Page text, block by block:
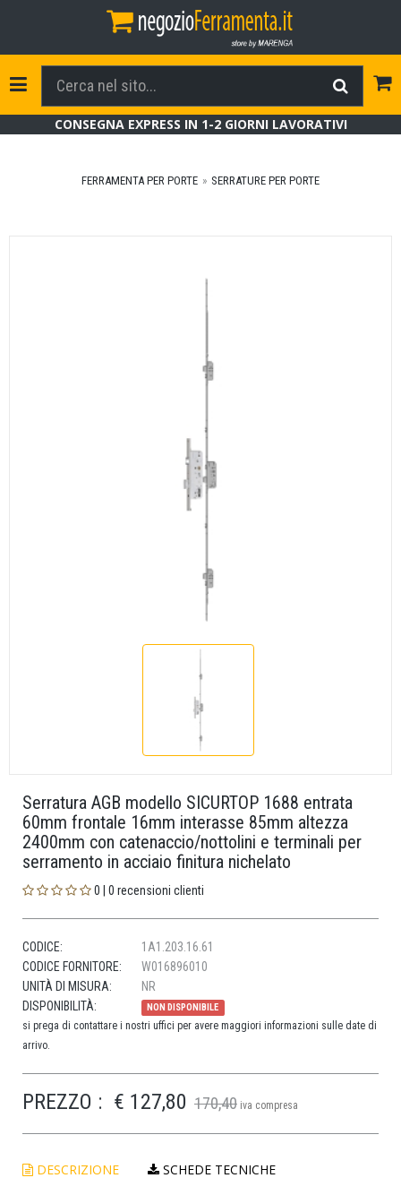
Toggle Navigation
CONSEGNA EXPRESS IN 1-2 GIORNI LAVORATIVI
FERRAMENTA PER PORTE SERRATURE PER PORTE
Serratura AGB modello SICURTOP 1688 entrata
60mm frontale 16mm interasse 85mm altezza
2400mm con catenaccio/nottolini e terminali per
serramento in acciaio finitura nichelato
0 | 0 recensioni clienti
CODICE:
1A1.203.16.61
CODICE FORNITORE:
W016896010
UNITÀ DI MISURA:
NR
DISPONIBILITÀ:
NON DISPONIBILE
si prega di contattare i nostri uffici per avere maggiori informazioni sulle date di
arrivo.
PREZZO : € 127,80 170,40 iva compresa
DESCRIZIONE SCHEDE TECNICHE